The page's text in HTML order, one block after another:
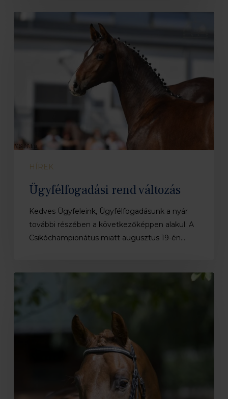
HÍREK
Ügyfélfogadási rend változás
Kedves Ügyfeleink, Ügyfélfogadásunk a nyár
további részében a következőképpen alakul: A
Csikóchampionátus miatt augusztus 19-én…
Fiatal
Lovak
2025